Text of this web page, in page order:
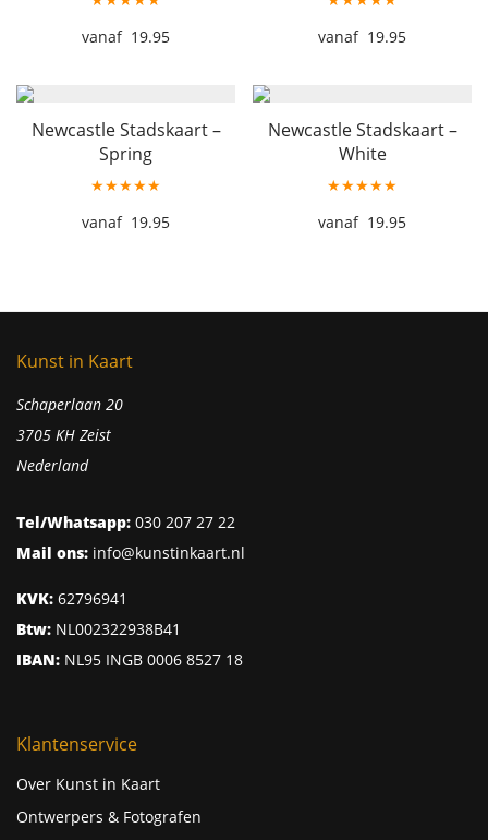
19.95
19.95
Newcastle Stadskaart –
Spring
★★★★★
19.95
Newcastle Stadskaart –
White
★★★★★
19.95
Kunst in Kaart
Schaperlaan 20
3705 KH Zeist
Nederland
Tel/Whatsapp: 030 207 27 22
Mail ons: info@kunstinkaart.nl
KVK: 62796941
Btw: NL002322938B41
IBAN: NL95 INGB 0006 8527 18
Klantenservice
Over Kunst in Kaart
Ontwerpers & Fotografen